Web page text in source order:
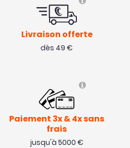
Livraison offerte
dès 49 €
Paiement 3x & 4x sans
frais
jusqu'à 5000 €